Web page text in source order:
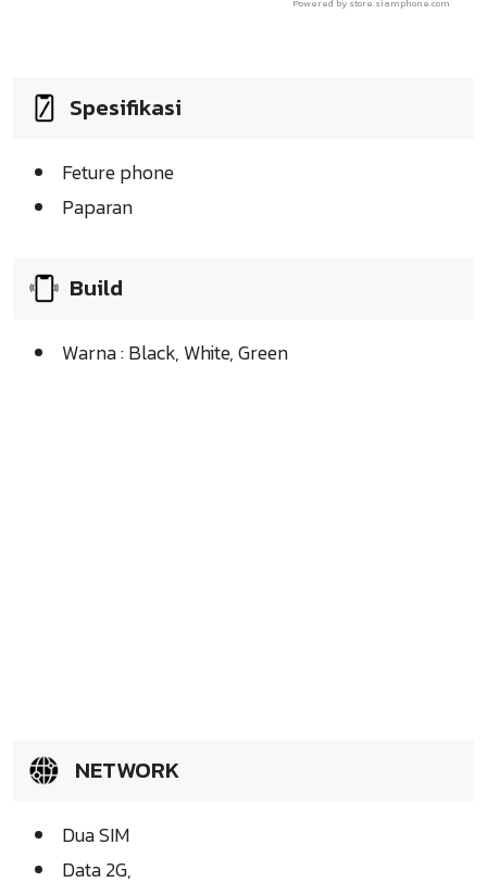
Powered by store.siamphone.com
Spesifikasi
Feture phone
Paparan
Build
Warna : Black, White, Green
NETWORK
Dua SIM
Data 2G,